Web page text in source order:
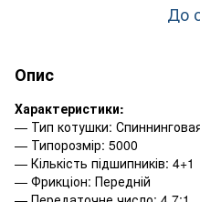
До
Опис
Характеристики:
— Тип котушки:
— Типорозмір: 5000
— Кількість підшипників: 4+1
— Фрикціон: Передній